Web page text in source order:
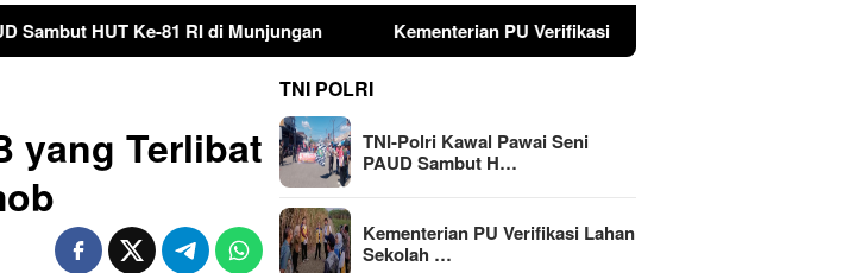
RI di Munjungan Kementerian PU Verifikasi Lahan Sekolah Rakyat di Tulungagung,
yang Terlibat
TNI POLRI
TNI-Polri Kawal Pawai Seni
PAUD Sambut H…
Kementerian PU Verifikasi Lahan
Sekolah …